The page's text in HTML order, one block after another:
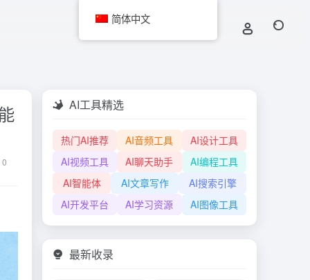
0
AI工具精选
热门AI推荐 AI音频工具
AI设计工具
AI视频工具
AI聊天助手
AI编程工具
AI智能体
AI文章写作
AI搜索引擎
AI开发平台
AI学习资源 AI图像工具
最新收录
简体中文